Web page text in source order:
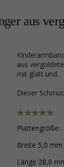
aus
Kinderarmband aus vergoldetem Sterlingsilber und Herzförmiger Anhänger
aus
mit glatt und.
Dieser
Plattengröße:
Breite 5,0 mm
Länge 28,0